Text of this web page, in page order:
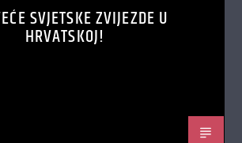
SVJETSKE ZVIJEZDE U
HRVATSKOJ!